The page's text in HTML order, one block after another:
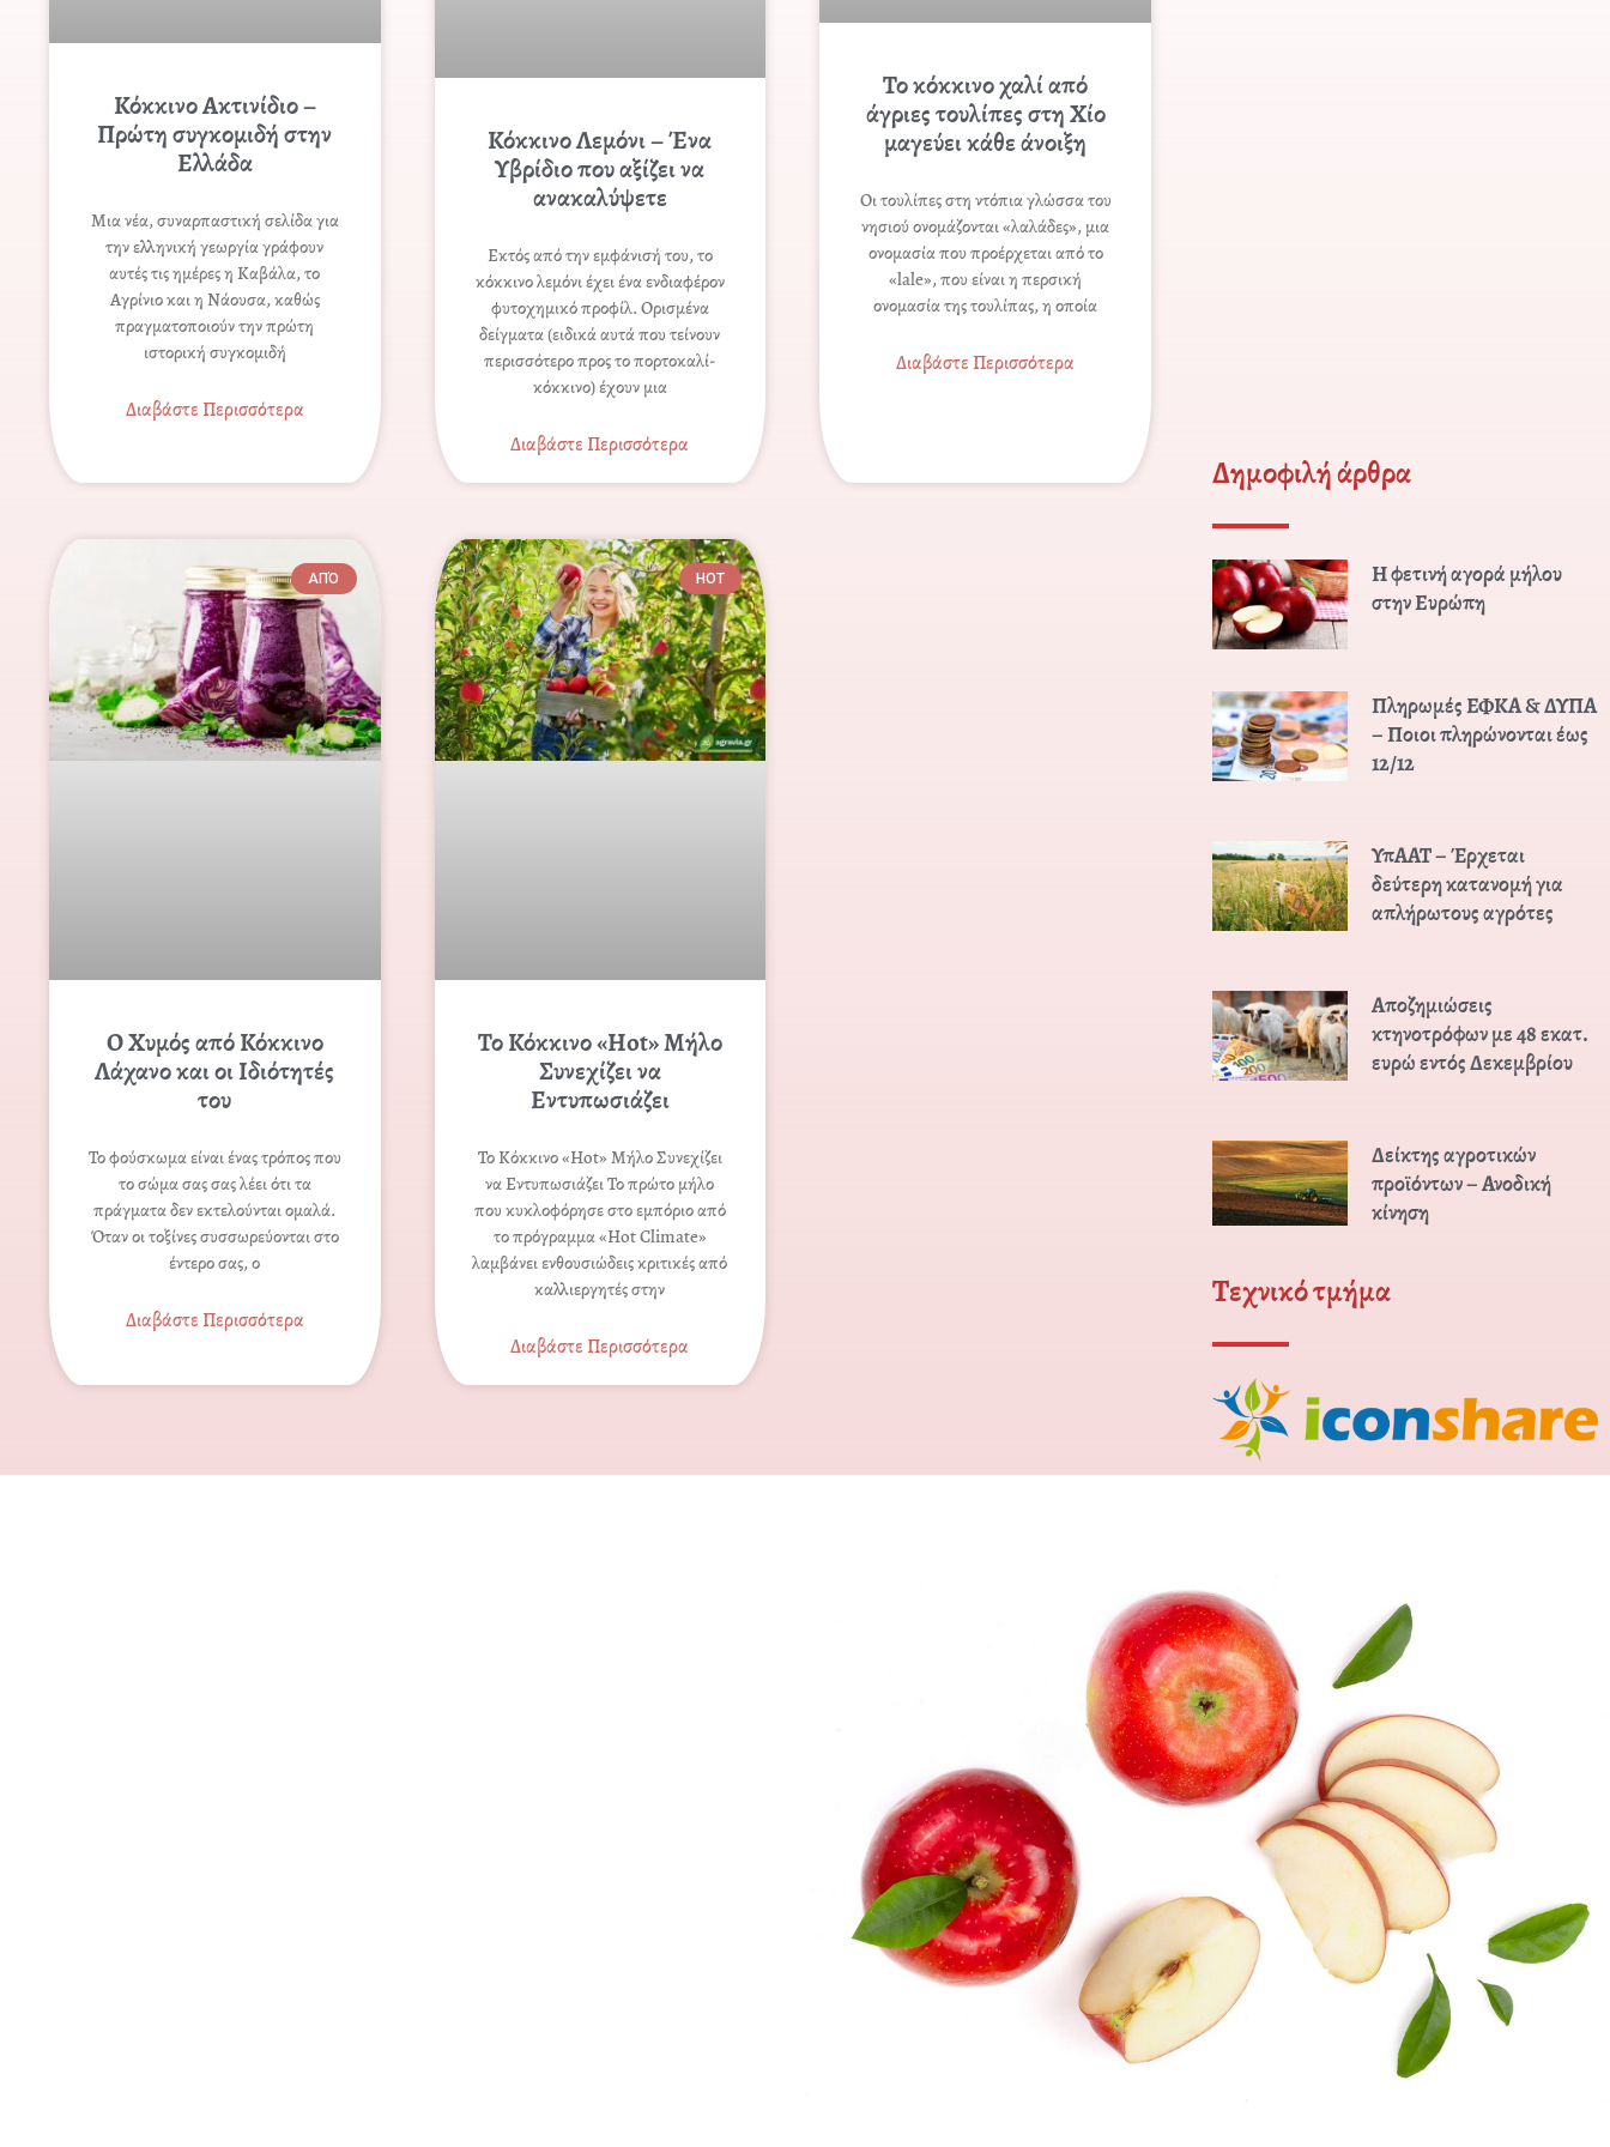
Κόκκινο Ακτινίδιο –
Πρώτη συγκομιδή στην
Ελλάδα
Μια νέα, συναρπαστική σελίδα για
την ελληνική γεωργία γράφουν
αυτές τις ημέρες η Καβάλα, το
Αγρίνιο και η Νάουσα, καθώς
πραγματοποιούν την πρώτη
ιστορική συγκομιδή
Διαβάστε Περισσότερα
Κόκκινο Λεμόνι – Ένα
Υβρίδιο που αξίζει να
ανακαλύψετε
Εκτός από την εμφάνισή του, το
κόκκινο λεμόνι έχει ένα ενδιαφέρον
φυτοχημικό προφίλ. Ορισμένα
δείγματα (ειδικά αυτά που τείνουν
περισσότερο προς το πορτοκαλί-
κόκκινο) έχουν μια
Διαβάστε Περισσότερα
Το κόκκινο χαλί από
άγριες τουλίπες στη Χίο
μαγεύει κάθε άνοιξη
Οι τουλίπες στη ντόπια γλώσσα του
νησιού ονομάζονται «λαλάδες», μια
ονομασία που προέρχεται από το
«lale», που είναι η περσική
ονομασία της τουλίπας, η οποία
Διαβάστε Περισσότερα
ΑΠΌ
Ο Χυμός από Κόκκινο
Λάχανο και οι Ιδιότητές
του
Το φούσκωμα είναι ένας τρόπος που
το σώμα σας σας λέει ότι τα
πράγματα δεν εκτελούνται ομαλά.
Όταν οι τοξίνες συσσωρεύονται στο
έντερο σας, ο
Διαβάστε Περισσότερα
HOT
Το Κόκκινο «Hot» Μήλο
Συνεχίζει να
Εντυπωσιάζει
Το Κόκκινο «Hot» Μήλο Συνεχίζει
να Εντυπωσιάζει Το πρώτο μήλο
που κυκλοφόρησε στο εμπόριο από
το πρόγραμμα «Hot Climate»
λαμβάνει ενθουσιώδεις κριτικές από
καλλιεργητές στην
Διαβάστε Περισσότερα
Δημοφιλή άρθρα
Η φετινή αγορά μήλου
στην Ευρώπη
Πληρωμές ΕΦΚΑ & ΔΥΠΑ
– Ποιοι πληρώνονται έως
12/12
ΥπΑΑΤ – Έρχεται
δεύτερη κατανομή για
απλήρωτους αγρότες
Αποζημιώσεις
κτηνοτρόφων με 48 εκατ.
ευρώ εντός Δεκεμβρίου
Δείκτης αγροτικών
προϊόντων – Ανοδική
κίνηση
Τεχνικό τμήμα